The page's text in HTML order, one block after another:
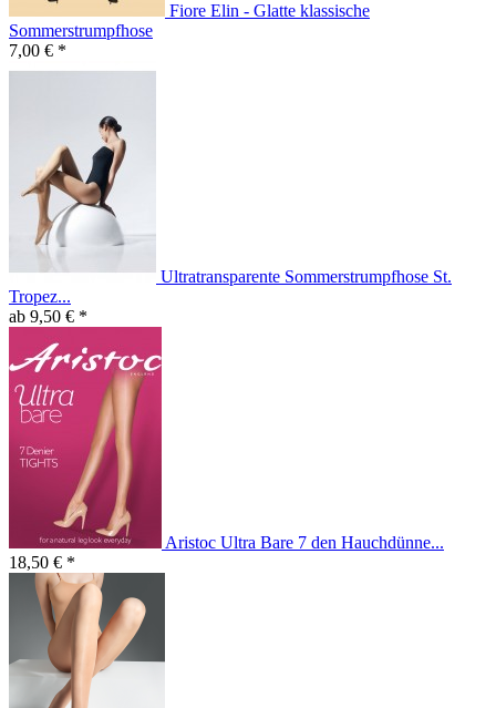
Fiore Elin - Glatte klassische
Sommerstrumpfhose
7,00 € *
Ultratransparente Sommerstrumpfhose St.
Tropez...
ab 9,50 € *
Aristoc Ultra Bare 7 den Hauchdünne...
18,50 € *